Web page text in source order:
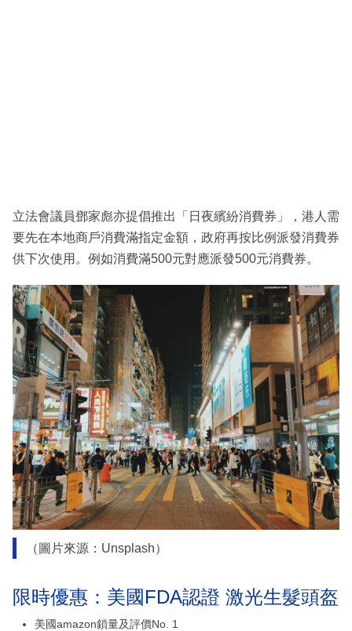
立法會議員鄧家彪亦提倡推出「日夜繽紛消費券」，港人需
要先在本地商戶消費滿指定金額，政府再按比例派發消費券
供下次使用。例如消費滿500元對應派發500元消費券。
（圖片來源：Unsplash）
限時優惠：美國FDA認證 激光生髮頭盔
美國amazon鎖量及評價No. 1